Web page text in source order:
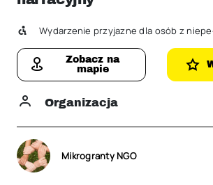
Wydarzenie przyjazne dla osób z
Zobacz na
mapie
Organizacja
Mikrogranty NGO